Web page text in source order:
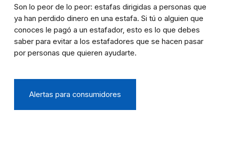
Son lo peor de lo peor: estafas dirigidas a personas que
ya han perdido dinero en una estafa. Si tú o alguien que
conoces le pagó a un estafador, esto es lo que debes
saber para evitar a los estafadores que se hacen pasar
por personas que quieren ayudarte.
Alertas para consumidores